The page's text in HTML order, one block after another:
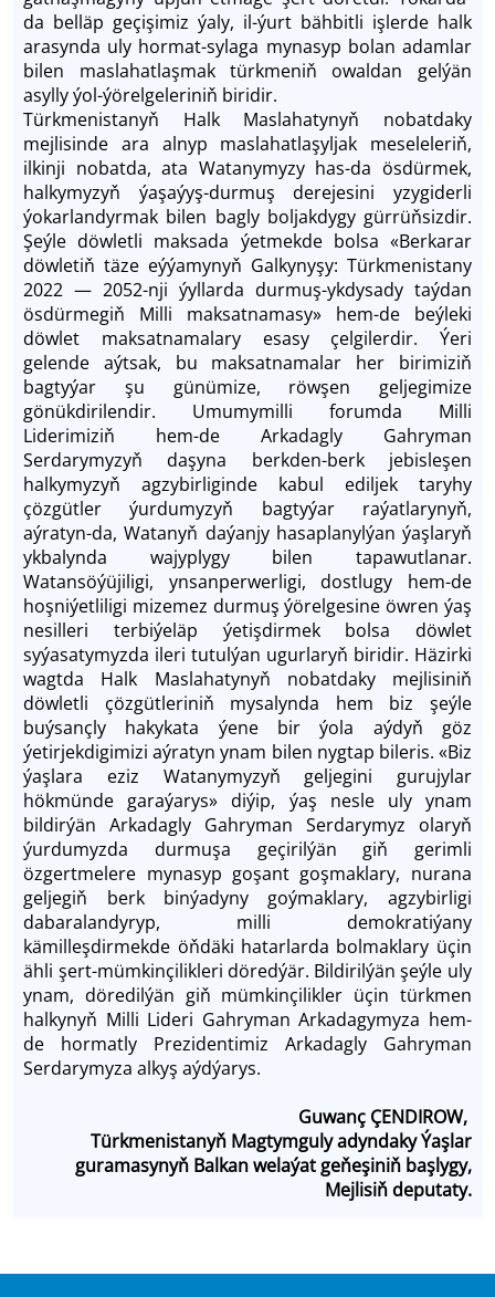
da belläp geçişimiz ýaly, il-ýurt bähbitli işlerde halk
arasynda uly hormat-sylaga mynasyp bolan adamlar
bilen maslahatlaşmak türkmeniň owaldan gelýän
asylly ýol-ýörelgeleriniň biridir.
Türkmenistanyň Halk Maslahatynyň nobatdaky
mejlisinde ara alnyp maslahatlaşyljak meseleleriň,
ilkinji nobatda, ata Watanymyzy has-da ösdürmek,
halkymyzyň ýaşaýyş-durmuş derejesini yzygiderli
ýokarlandyrmak bilen bagly boljakdygy gürrüň­sizdir.
Şeýle döwletli maksada ýetmekde bolsa «Berkarar
döwletiň täze eýýamynyň Galkynyşy: Türkmenistany
2022 — 2052-nji ýyllarda durmuş-ykdysady taýdan
ösdürmegiň Milli maksatnamasy» hem-de beýleki
döwlet maksatnamalary esasy çelgilerdir. Ýeri
gelende aýtsak, bu maksatnamalar her birimiziň
bagtyýar şu günümize, röwşen geljegimize
gönükdirilendir. Umumymilli forumda Milli
Liderimiziň hem-de Arkadagly Gahryman
Serdarymyzyň daşyna berkden-berk jebisleşen
halkymyzyň agzybirliginde kabul ediljek taryhy
çözgütler ýurdumyzyň bagtyýar raýatlarynyň,
aýratyn-da, Watanyň daýanjy hasaplanylýan ýaşlaryň
ykbalynda wajyplygy bilen tapawutlanar.
Watansöýüjiligi, ynsanperwerligi, dostlugy hem-de
hoşniýetliligi mizemez durmuş ýörelgesine öwren ýaş
nesilleri terbiýeläp ýetişdirmek bolsa döwlet
syýasatymyzda ileri tutulýan ugurlaryň biridir. Häzirki
wagtda Halk Maslahatynyň nobatdaky mejlisiniň
döwletli çözgütleriniň mysalynda hem biz şeýle
buýsançly hakykata ýene bir ýola aýdyň göz
ýetirjekdigimizi aýratyn ynam bilen nygtap bileris. «Biz
ýaşlara eziz Watanymyzyň geljegini gurujylar
hökmünde garaýarys» diýip, ýaş nesle uly ynam
bildirýän Arkadagly Gahryman Serdarymyz olaryň
ýurdumyzda durmuşa geçirilýän giň gerimli
özgertmelere mynasyp goşant goşmaklary, nurana
geljegiň berk binýadyny goýmaklary, agzybirligi
dabaralandyryp, milli demokratiýany
kämilleşdirmekde öň­däki hatarlarda bolmaklary üçin
ähli şert-mümkinçilikleri döredýär. Bildirilýän şeýle uly
ynam, döredilýän giň mümkinçilikler üçin türkmen
halkynyň Milli Lideri Gahryman Arkadagymyza hem-
de hormatly Prezidentimiz Arkadagly Gahryman
Serdarymyza alkyş aýdýarys.
Guwanç ÇENDIROW,
Türkmenistanyň Magtymguly adyndaky Ýaşlar
guramasynyň Balkan welaýat geňeşiniň başlygy,
Mejlisiň deputaty.